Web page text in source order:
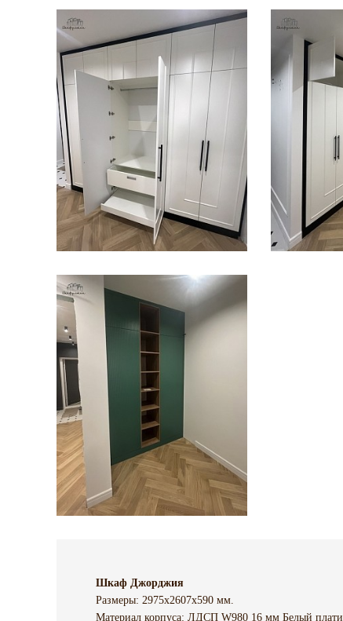
Шкаф Джорджия
Размеры: 2975х2607х590 мм.
Материал корпуса: ЛДСП W980 16 мм Белый